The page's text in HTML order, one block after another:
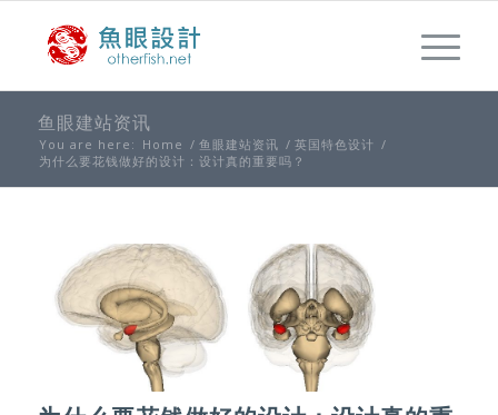
鱼眼建站资讯
You are here: Home / 鱼眼建站资讯 / 英国特色设计 /
为什么要花钱做好的设计：设计真的重要吗？